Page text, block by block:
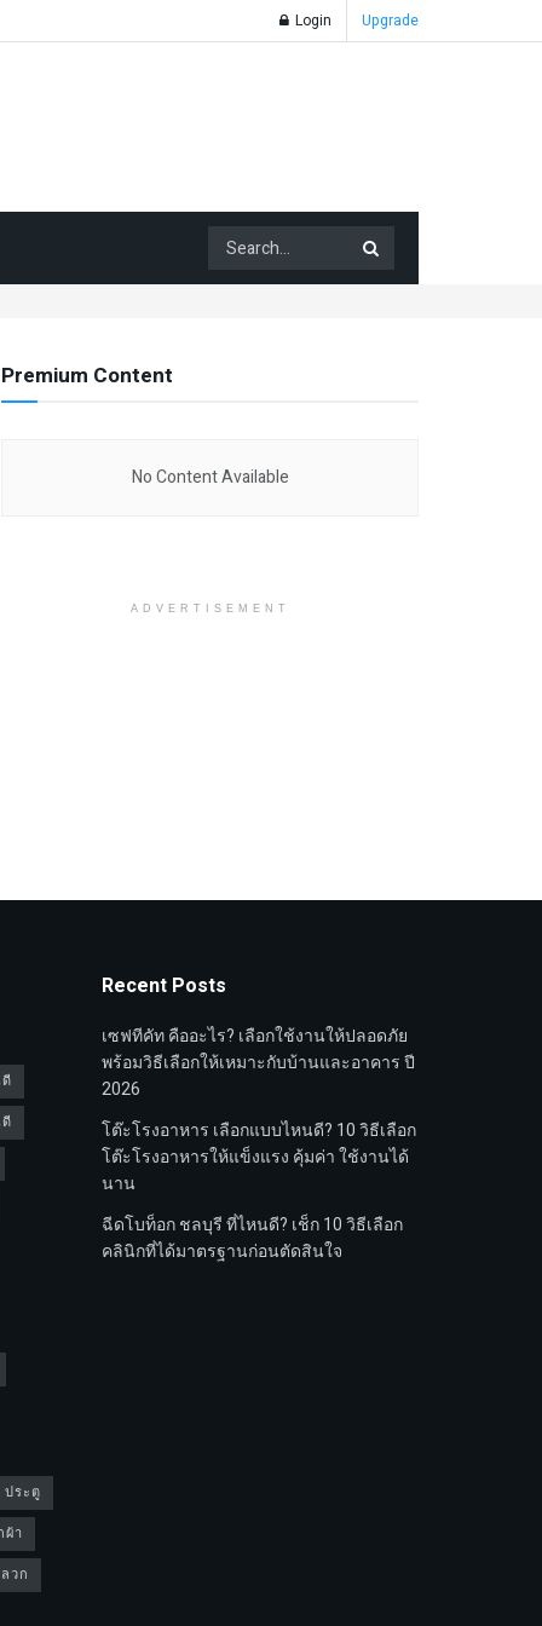
Login Upgrade
Premium Content
No Content Available
ADVERTISEMENT
ประตู
า
วก
Recent Posts
เซฟทีคัท คืออะไร? เลือกใช้งานให้ปลอดภัย
พร้อมวิธีเลือกให้เหมาะกับบ้านและอาคาร ปี
2026
โต๊ะโรงอาหาร เลือกแบบไหนดี? 10 วิธีเลือก
โต๊ะโรงอาหารให้แข็งแรง คุ้มค่า ใช้งานได้
นาน
ฉีดโบท็อก ชลบุรี ที่ไหนดี? เช็ก 10 วิธีเลือก
คลินิกที่ได้มาตรฐานก่อนตัดสินใจ